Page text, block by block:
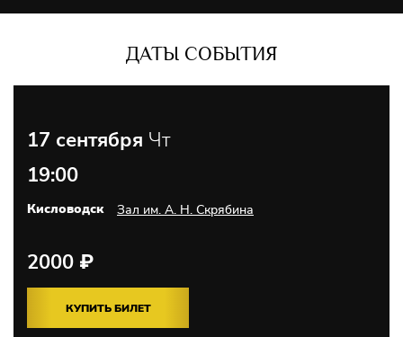
ДАТЫ СОБЫТИЯ
17 сентября Чт
19:00
Кисловодск Зал им. А. Н. Скрябина
2000 ₽
КУПИТЬ БИЛЕТ